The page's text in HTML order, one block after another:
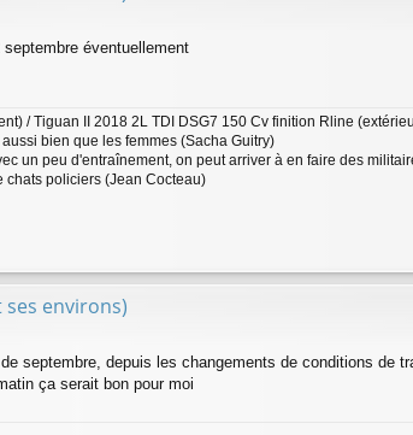
éventuellement
/ Tiguan II 2018 2L TDI DSG7 150 Cv finition Rline
bien que les femmes (Sacha Guitry)
un peu d'entraînement, on peut arriver à en faire des
chats policiers (Jean Cocteau)
ses environs)
septembre, depuis les changements de conditions de
ça serait bon pour moi